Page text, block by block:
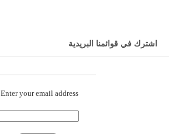
اشترك في قوائمنا البريدية
Enter your email address: